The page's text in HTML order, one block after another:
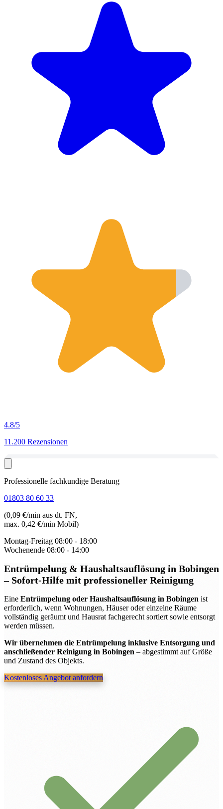
4.8/5
11.200 Rezensionen
Professionelle fachkundige Beratung
01803 80 60 33
(0,09 €/min aus dt. FN,
max. 0,42 €/min Mobil)
Montag-Freitag 08:00 - 18:00
Wochenende 08:00 - 14:00
Entrümpelung & Haushaltsauflösung in Bobingen
– Sofort-Hilfe mit professioneller Reinigung
Eine Entrümpelung oder Haushaltsauflösung in Bobingen ist
erforderlich, wenn Wohnungen, Häuser oder einzelne Räume
vollständig geräumt und Hausrat fachgerecht sortiert sowie entsorgt
werden müssen.
Wir übernehmen die Entrümpelung inklusive Entsorgung und
anschließender Reinigung in Bobingen – abgestimmt auf Größe
und Zustand des Objekts.
Kostenloses Angebot anfordern